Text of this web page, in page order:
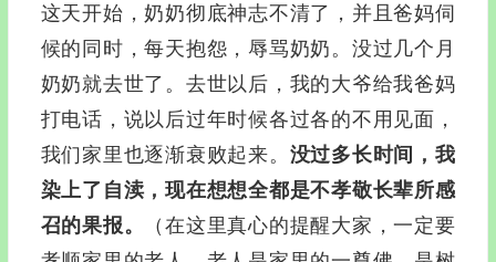
这天开始，奶奶彻底神志不清了，并且爸妈伺
候的同时，每天抱怨，辱骂奶奶。没过几个月
奶奶就去世了。去世以后，我的大爷给我爸妈
打电话，说以后过年时候各过各的不用见面，
我们家里也逐渐衰败起来。 没过多长时间，我
染上了自渎，现在想想全都是不孝敬长辈所感
召的果报。
（在这里真心的提醒大家，一定要